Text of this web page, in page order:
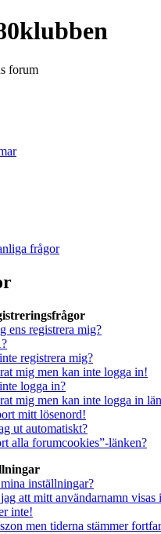
forum
frågor
ens registrera mig?
registrera mig?
mig men kan inte logga in!
logga in?
mig men kan inte logga in
mitt lösenord!
ut automatiskt?
alla forumcookies”-länken?
inställningar?
att mitt användarnamn
inte!
men tiderna stämmer